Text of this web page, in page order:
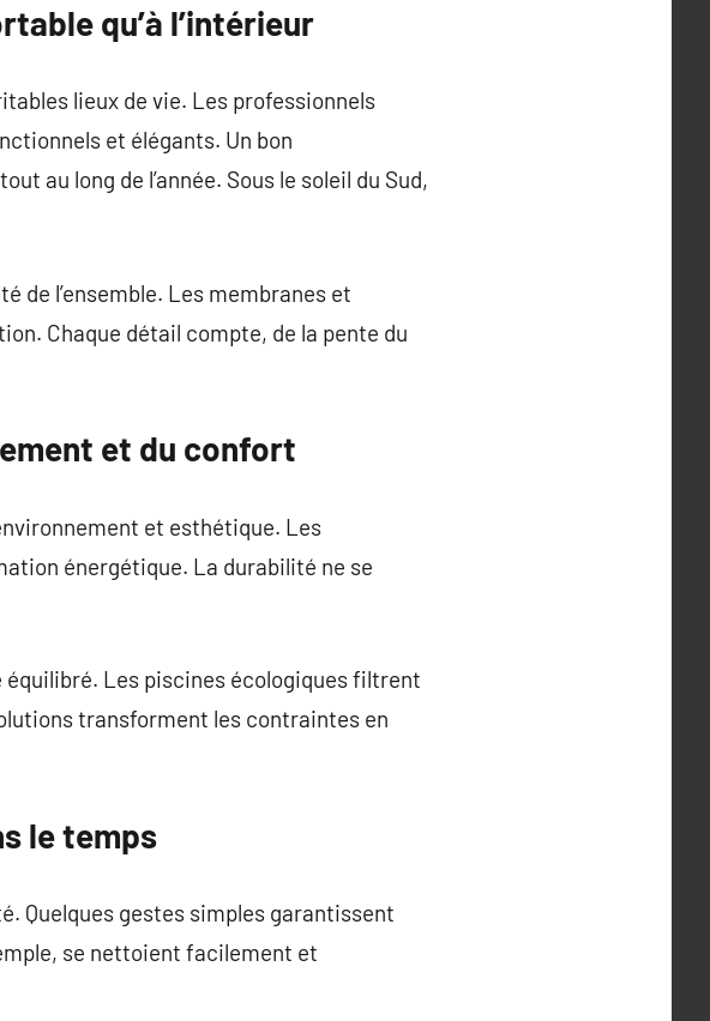
qu’à l’intérieur
lieux de vie. Les professionnels
et élégants. Un bon
au long de l’année. Sous le soleil du Sud,
de l’ensemble. Les membranes et
Chaque détail compte, de la pente du
et du confort
et esthétique. Les
énergétique. La durabilité ne se
équilibré. Les piscines écologiques filtrent
transforment les contraintes en
le temps
Quelques gestes simples garantissent
se nettoient facilement et